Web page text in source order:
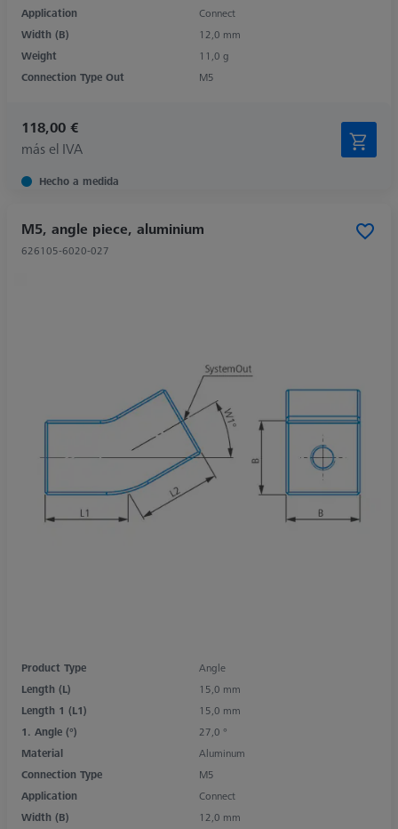
Application
Connect
Width (B)
12,0 mm
Weight
11,0 g
Connection Type Out
M5
118,00 €
más el IVA
Hecho a medida
M5, angle piece, aluminium
626105-6020-027
Product Type
Angle
Length (L)
15,0 mm
Length 1 (L1)
15,0 mm
1. Angle (°)
27,0 °
Material
Aluminum
Connection Type
M5
Application
Connect
Width (B)
12,0 mm